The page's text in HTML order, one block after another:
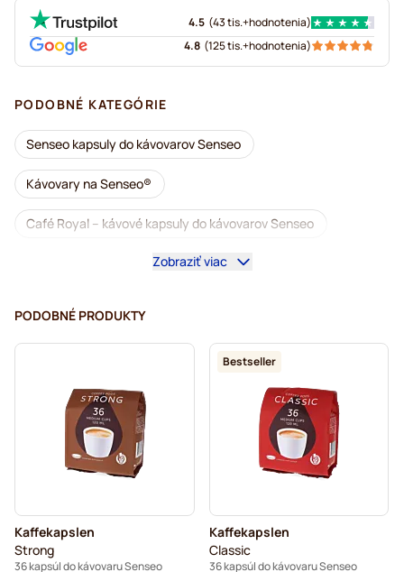
4.5 (43 tis.+hodnotenia)
4.8 (125 tis.+hodnotenia)
PODOBNÉ KATEGÓRIE
Senseo kapsuly do kávovarov Senseo
Kávovary na Senseo®
Café Royal – kávové kapsuly do kávovarov Senseo
Príslušenstvo na Senseo®
Odvápňovanie a údržba pre Senseo
Café René – kávové kapsuly do kávovarov Senseo
Kapsuly do kávovaru Senseo®
Friele – kávové kapsuly do kávovarov Senseo
Zobraziť viac
PODOBNÉ PRODUKTY
Kaffekapslen
Strong
36 kapsúl do kávovaru Senseo
Bestseller
Kaffekapslen
Classic
36 kapsúl do kávovaru Senseo